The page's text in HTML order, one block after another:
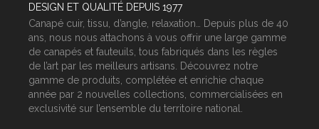
DESIGN ET QUALITÉ DEPUIS 1977
Canapé cuir, tissu, d’angle, relaxation… Depuis plus de 40
ans, nous nous attachons à vous offrir une large gamme
de canapés et fauteuils, tous fabriqués dans les règles
de l’art par les meilleurs artisans. Découvrez notre
gamme de produits, complétée et enrichie chaque
année par 2 nouvelles collections, commercialisées en
exclusivité sur l’ensemble du territoire national.